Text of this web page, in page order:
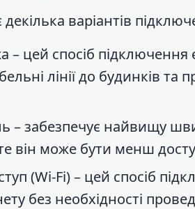
декілька варіантів
– цей спосіб
лінії до будинків
– забезпечує найвищу
він може бути менш
(Wi-Fi) – цей спосіб
без необхідності